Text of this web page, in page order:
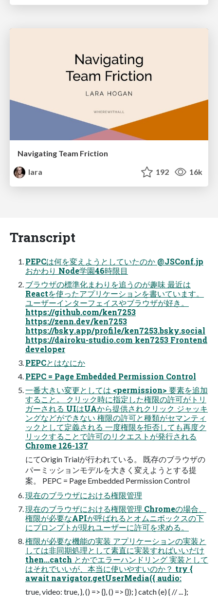
Navigating Team Friction
lara
192 16k
Transcript
PEPCは何を変えようとしていたのか @JSConf.jp
おかわり Node学園46時限目
ブラウザの標準化まわりを追うのが趣味 最近は
Reactを使ったアプリケーションを書いています。
ユーザーインターフェイスやブラウザが好き。
https://github.com/ken7253
https://zenn.dev/ken7253
https://bsky.app/profile/ken7253.bsky.social
https://dairoku-studio.com ken7253 Frontend
developer
PEPCとはなにか
PEPC = Page Embedded Permission Control
一番大きい変更としては <permission> 要素を追加
すること。 クリック時に指定した権限の許可がトリ
ガーされる UIはUAから提供されクリック ジャッキ
ングなどができない 権限の許可と種類がセマンティ
ックとして定義される 一度権限を拒否しても再度ク
リックすることで許可のリクエストが発行される
Chrome 126-137
にてOrigin Trialが行われている。 既存のブラウザの
パーミッションモデルを大きく変えようとする提
案。 PEPC = Page Embedded Permission Control
現在のブラウザにおける権限管理
現在のブラウザにおける権限管理 Chromeの場合、
権限が必要なAPIが呼ばれるとオムニボックスの下
にプロンプトが現れユーザーに許可を求める。
権限が必要な機能の実装 アプリケーションの実装と
しては非同期処理として素直に実装すればいいだけ
then...catch とかでエラーハンドリング 実装として
はそれでいいが、本当に使いやすいのか？ try {
await navigator.getUserMedia({ audio:
true, video: true, }, () => {}, () => {}); } catch (e) { // ... };